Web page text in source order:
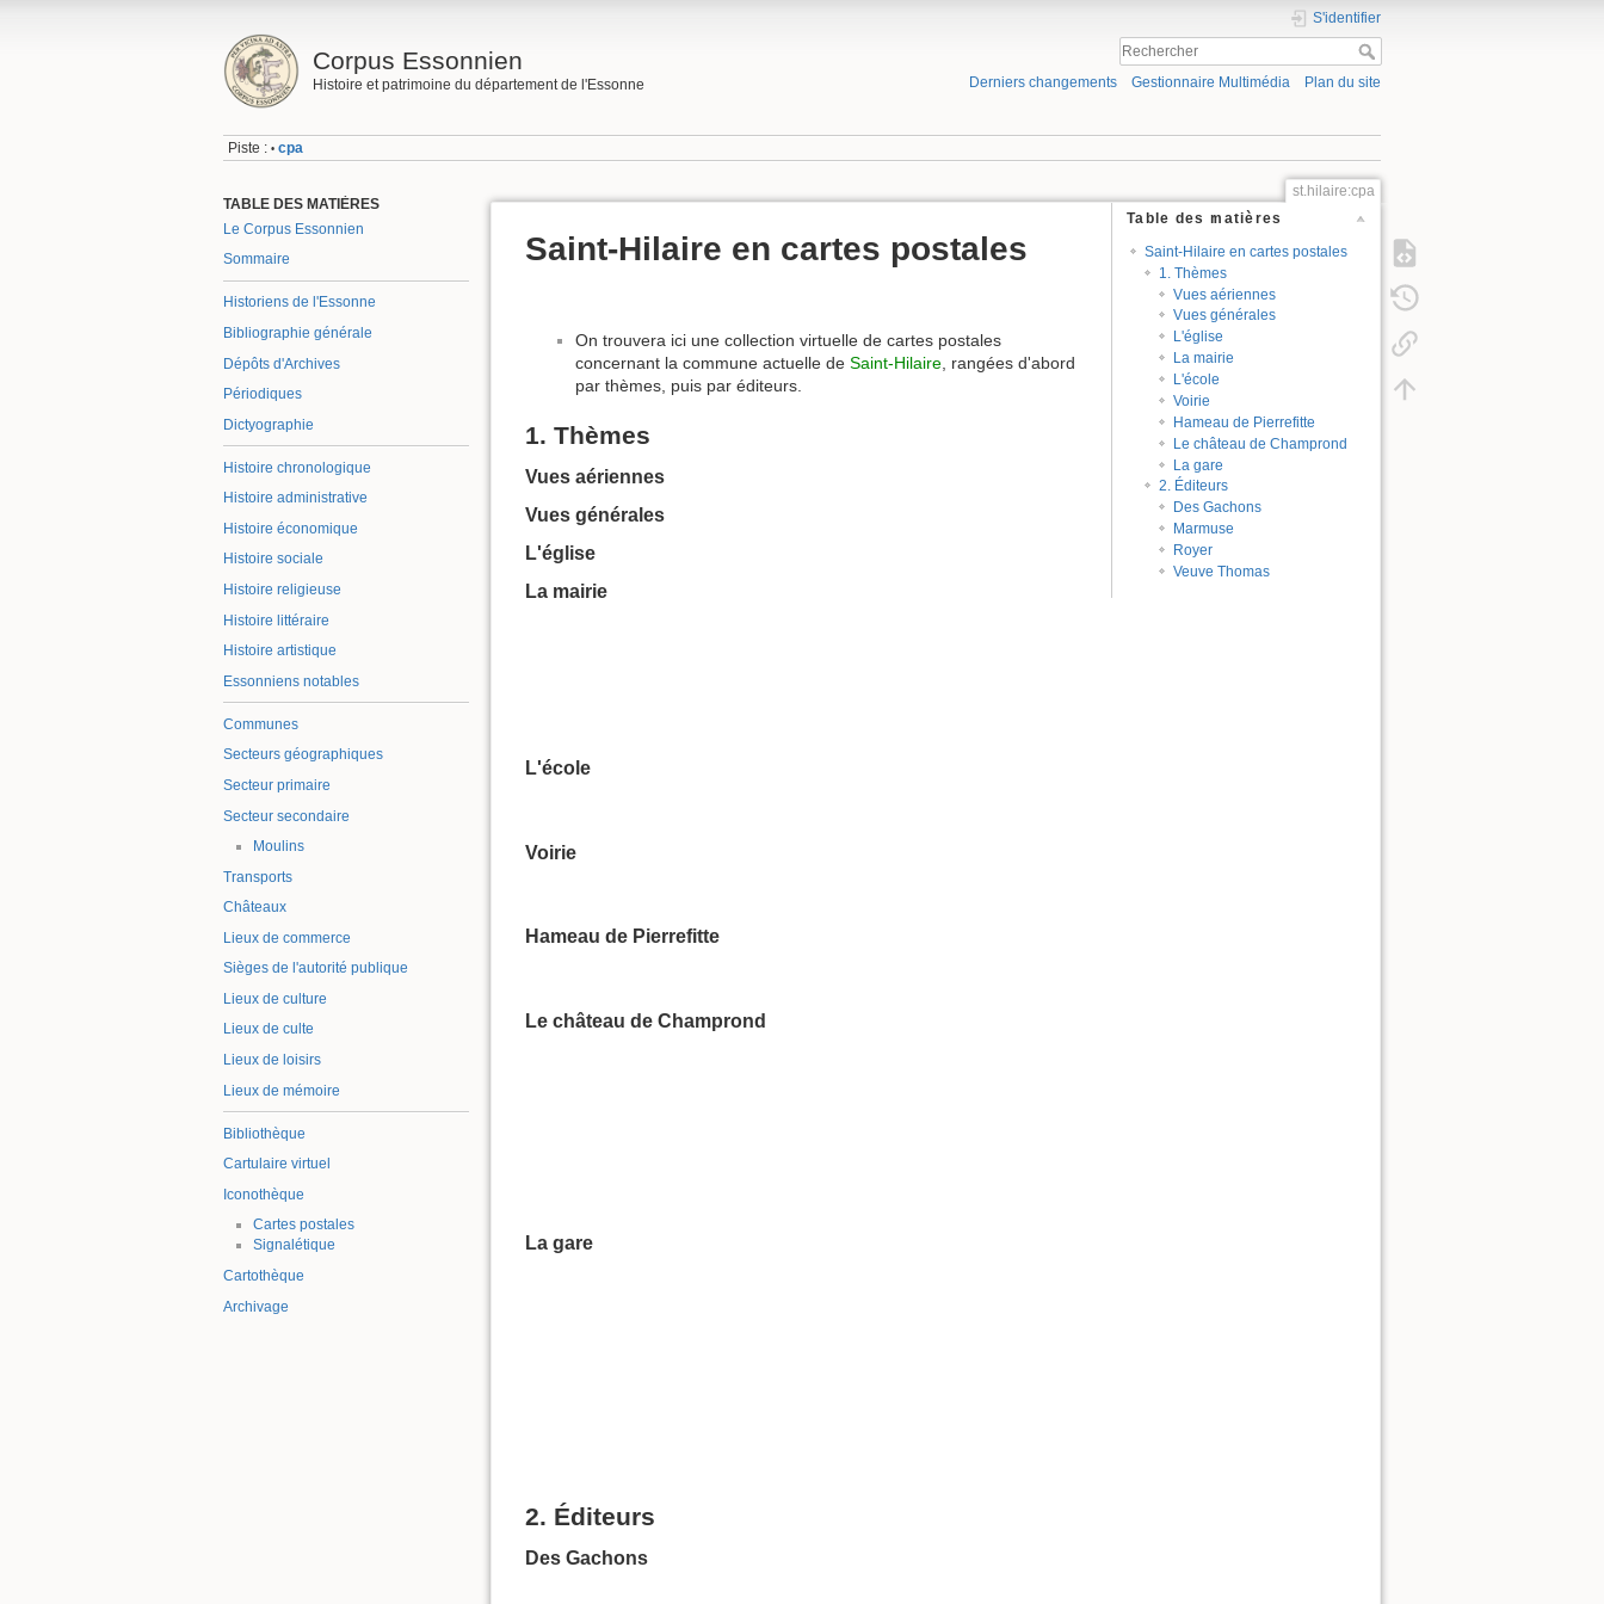
Corpus Essonnien
Histoire et patrimoine du département de l'Essonne
S'identifier
Derniers changements Gestionnaire Multimédia Plan du site
Piste : • cpa
TABLE DES MATIÈRES
Le Corpus Essonnien
Sommaire
Historiens de l'Essonne
Bibliographie générale
Dépôts d'Archives
Périodiques
Dictyographie
Histoire chronologique
Histoire administrative
Histoire économique
Histoire sociale
Histoire religieuse
Histoire littéraire
Histoire artistique
Essonniens notables
Communes
Secteurs géographiques
Secteur primaire
Secteur secondaire
Moulins
Transports
Châteaux
Lieux de commerce
Sièges de l'autorité publique
Lieux de culture
Lieux de culte
Lieux de loisirs
Lieux de mémoire
Bibliothèque
Cartulaire virtuel
Iconothèque
Cartes postales
Signalétique
Cartothèque
Archivage
st.hilaire:cpa
Table des matières
Saint-Hilaire en cartes postales
1. Thèmes
Vues aériennes
Vues générales
L'église
La mairie
L'école
Voirie
Hameau de Pierrefitte
Le château de Champrond
La gare
2. Éditeurs
Des Gachons
Marmuse
Royer
Veuve Thomas
Saint-Hilaire en cartes postales
On trouvera ici une collection virtuelle de cartes postales
concernant la commune actuelle de Saint-Hilaire , rangées d'abord
par thèmes, puis par éditeurs.
1. Thèmes
Vues aériennes
Vues générales
L'église
La mairie
L'école
Voirie
Hameau de Pierrefitte
Le château de Champrond
La gare
2. Éditeurs
Des Gachons